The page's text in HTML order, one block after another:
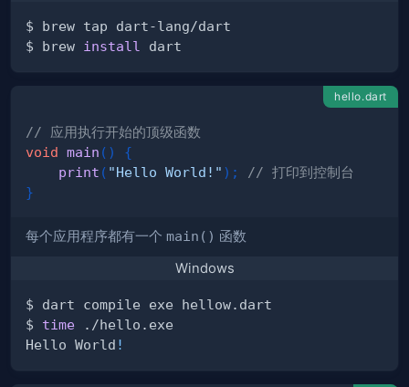
$ brew install
hello.dart
// 应用执行开始的顶级函数
void main ( )
{
print ( "Hello World!" ) ;
// 打印到控制台
}
每个应用程序都有一个 main() 函数
Windows
$ time
Hello World !